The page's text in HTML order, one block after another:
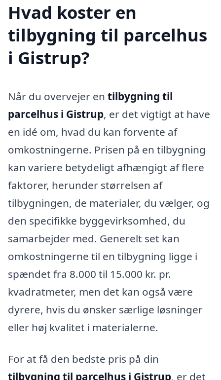
Hvad koster en
tilbygning til parcelhus
i Gistrup?
Når du overvejer en tilbygning til
parcelhus i Gistrup, er det vigtigt at have
en idé om, hvad du kan forvente af
omkostningerne. Prisen på en tilbygning
kan variere betydeligt afhængigt af flere
faktorer, herunder størrelsen af
tilbygningen, de materialer, du vælger, og
den specifikke byggevirksomhed, du
samarbejder med. Generelt set kan
omkostningerne til en tilbygning ligge i
spændet fra 8.000 til 15.000 kr. pr.
kvadratmeter, men det kan også være
dyrere, hvis du ønsker særlige løsninger
eller høj kvalitet i materialerne.
For at få den bedste pris på din
tilbygning til parcelhus i Gistrup, er det